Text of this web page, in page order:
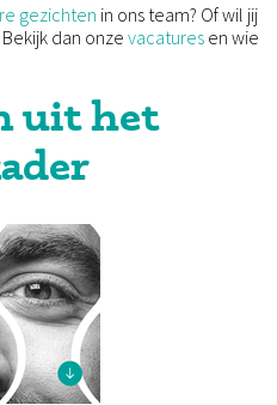
gezichten in ons team? Of wil jij
dan onzevacaturesen wie
uit het